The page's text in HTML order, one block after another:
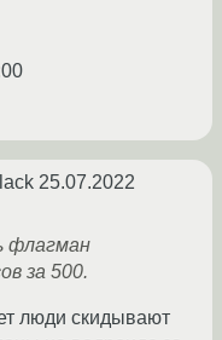
25.07.2022
флагман
за 500.
люди скидывают